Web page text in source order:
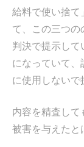
給料で使い捨て
て、この三つの
判決で提示して
になっていて
に使用しないで
内容を精査して
被害を与えたと